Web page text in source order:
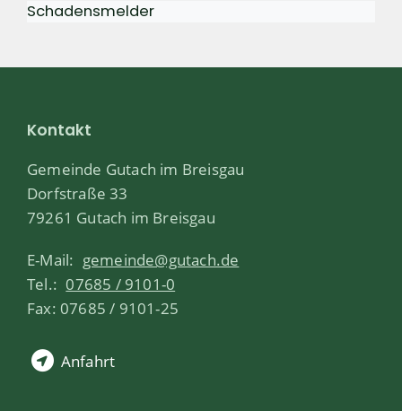
Schadensmelder
Kontakt
Gemeinde Gutach im Breisgau
Dorfstraße 33
79261 Gutach im Breisgau
E-Mail: gemeinde@gutach.de
Tel.: 07685 / 9101-0
Fax: 07685 / 9101-25
Anfahrt